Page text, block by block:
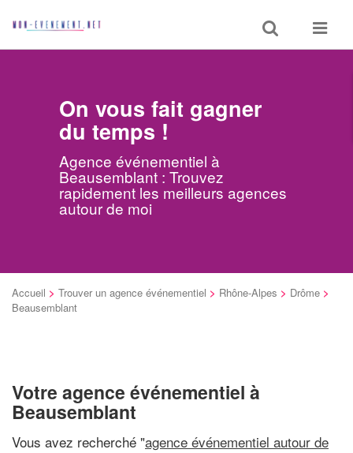
Toggle
search
Toggle
On vous fait gagner
du temps !
Agence événementiel à
Beausemblant : Trouvez
rapidement les meilleurs agences
autour de moi
Accueil > Trouver un agence événementiel > Rhône-Alpes > Drôme >
Beausemblant
Votre agence événementiel à
Beausemblant
Vous avez recherché "agence événementiel autour de